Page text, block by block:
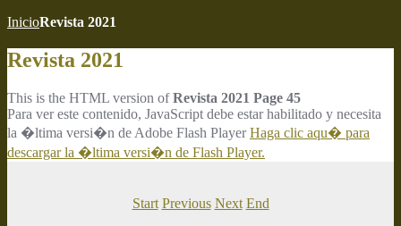
InicioRevista 2021
Revista 2021
This is the HTML version ofRevista 2021 Page 45
Para ver este contenido, JavaScript debe estar habilitado y necesita
la �ltima versi�n de Adobe Flash PlayerHaga clic aqu� para
descargar la �ltima versi�n de Flash Player.
Start Previous Next End